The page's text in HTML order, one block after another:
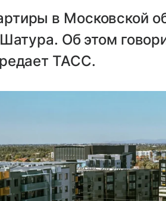
в Московской
Об этом
ТАСС.